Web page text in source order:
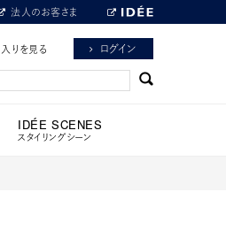
法人のお客さま
りを見る ログイン
IDÉE SCENES
スタイリングシーン